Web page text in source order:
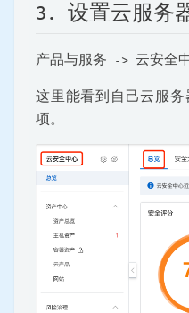
3. 设置云服务
产品与服务 -> 云安全
这里能看到自己云服
项。